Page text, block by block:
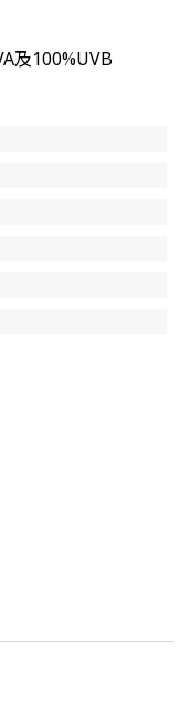
及100%UVB